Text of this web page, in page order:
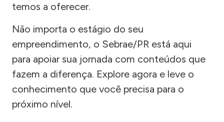
temos a oferecer.
Não importa o estágio do seu
empreendimento, o Sebrae/PR está aqui
para apoiar sua jornada com conteúdos que
fazem a diferença. Explore agora e leve o
conhecimento que você precisa para o
próximo nível.